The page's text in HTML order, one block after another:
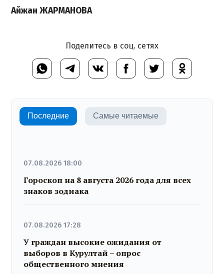
Поделитесь в соц. сетях
Айжан ЖАРМАНОВА
Последние Самые читаемые
07.08.2026 18:00
Гороскоп на 8 августа 2026 года для всех
знаков зодиака
07.08.2026 17:28
У граждан высокие ожидания от
выборов в Курултай – опрос
общественного мнения